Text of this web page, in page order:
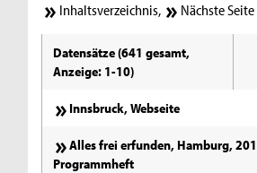
Inhaltsverzeichnis, Nächste Seite
Datensätze (641 gesamt,
Anzeige: 1-10)
Innsbruck, Webseite
Alles frei erfunden, Hamburg,
Programmheft